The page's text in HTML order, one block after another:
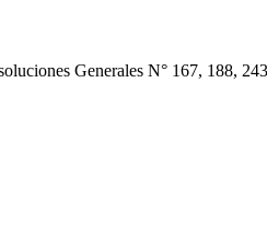
Generales N° 167, 188,